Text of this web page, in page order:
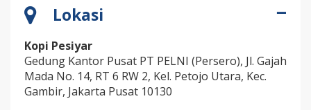
Lokasi
Kopi Pesiyar
Gedung Kantor Pusat PT PELNI (Persero), Jl. Gajah
Mada No. 14, RT 6 RW 2, Kel. Petojo Utara, Kec.
Gambir, Jakarta Pusat 10130